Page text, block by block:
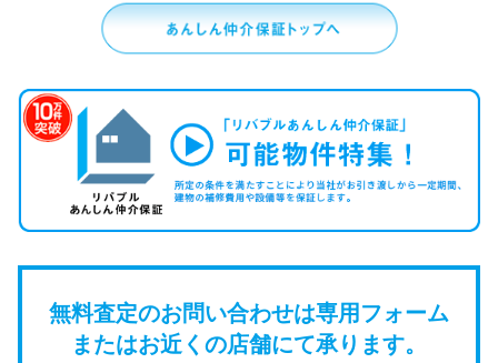
無料査定のお問い合わせは専用フォーム
またはお近くの店舗にて承ります。